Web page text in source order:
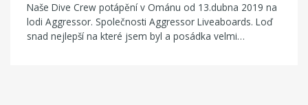
Naše Dive Crew potápění v Ománu od 13.dubna 2019 na
lodi Aggressor. Společnosti Aggressor Liveaboards. Loď
snad nejlepší na které jsem byl a posádka velmi…